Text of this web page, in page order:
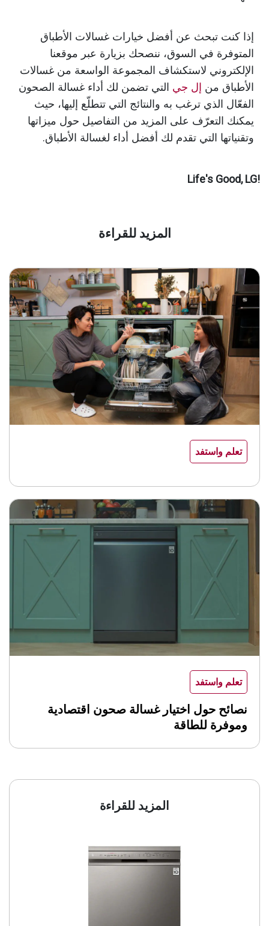
إذا كنت تبحث عن أفضل خيارات غسالات الأطباق
المتوفرة في السوق، ننصحك بزيارة عبر موقعنا
الإلكتروني لاستكشاف المجموعة الواسعة من غسالات
الأطباق من إل جي التي تضمن لك أداء غسالة الصحون
الفعّال الذي ترغب به والنتائج التي تتطلّع إليها، حيث
يمكنك التعرّف على المزيد من التفاصيل حول ميزاتها
وتقنياتها التي تقدم لك أفضل أداء لغسالة الأطباق.
!Life's Good, LG
المزيد للقراءة
تعلم واستفد
تعلم واستفد
نصائح حول اختيار غسالة صحون اقتصادية
وموفرة للطاقة
المزيد للقراءة